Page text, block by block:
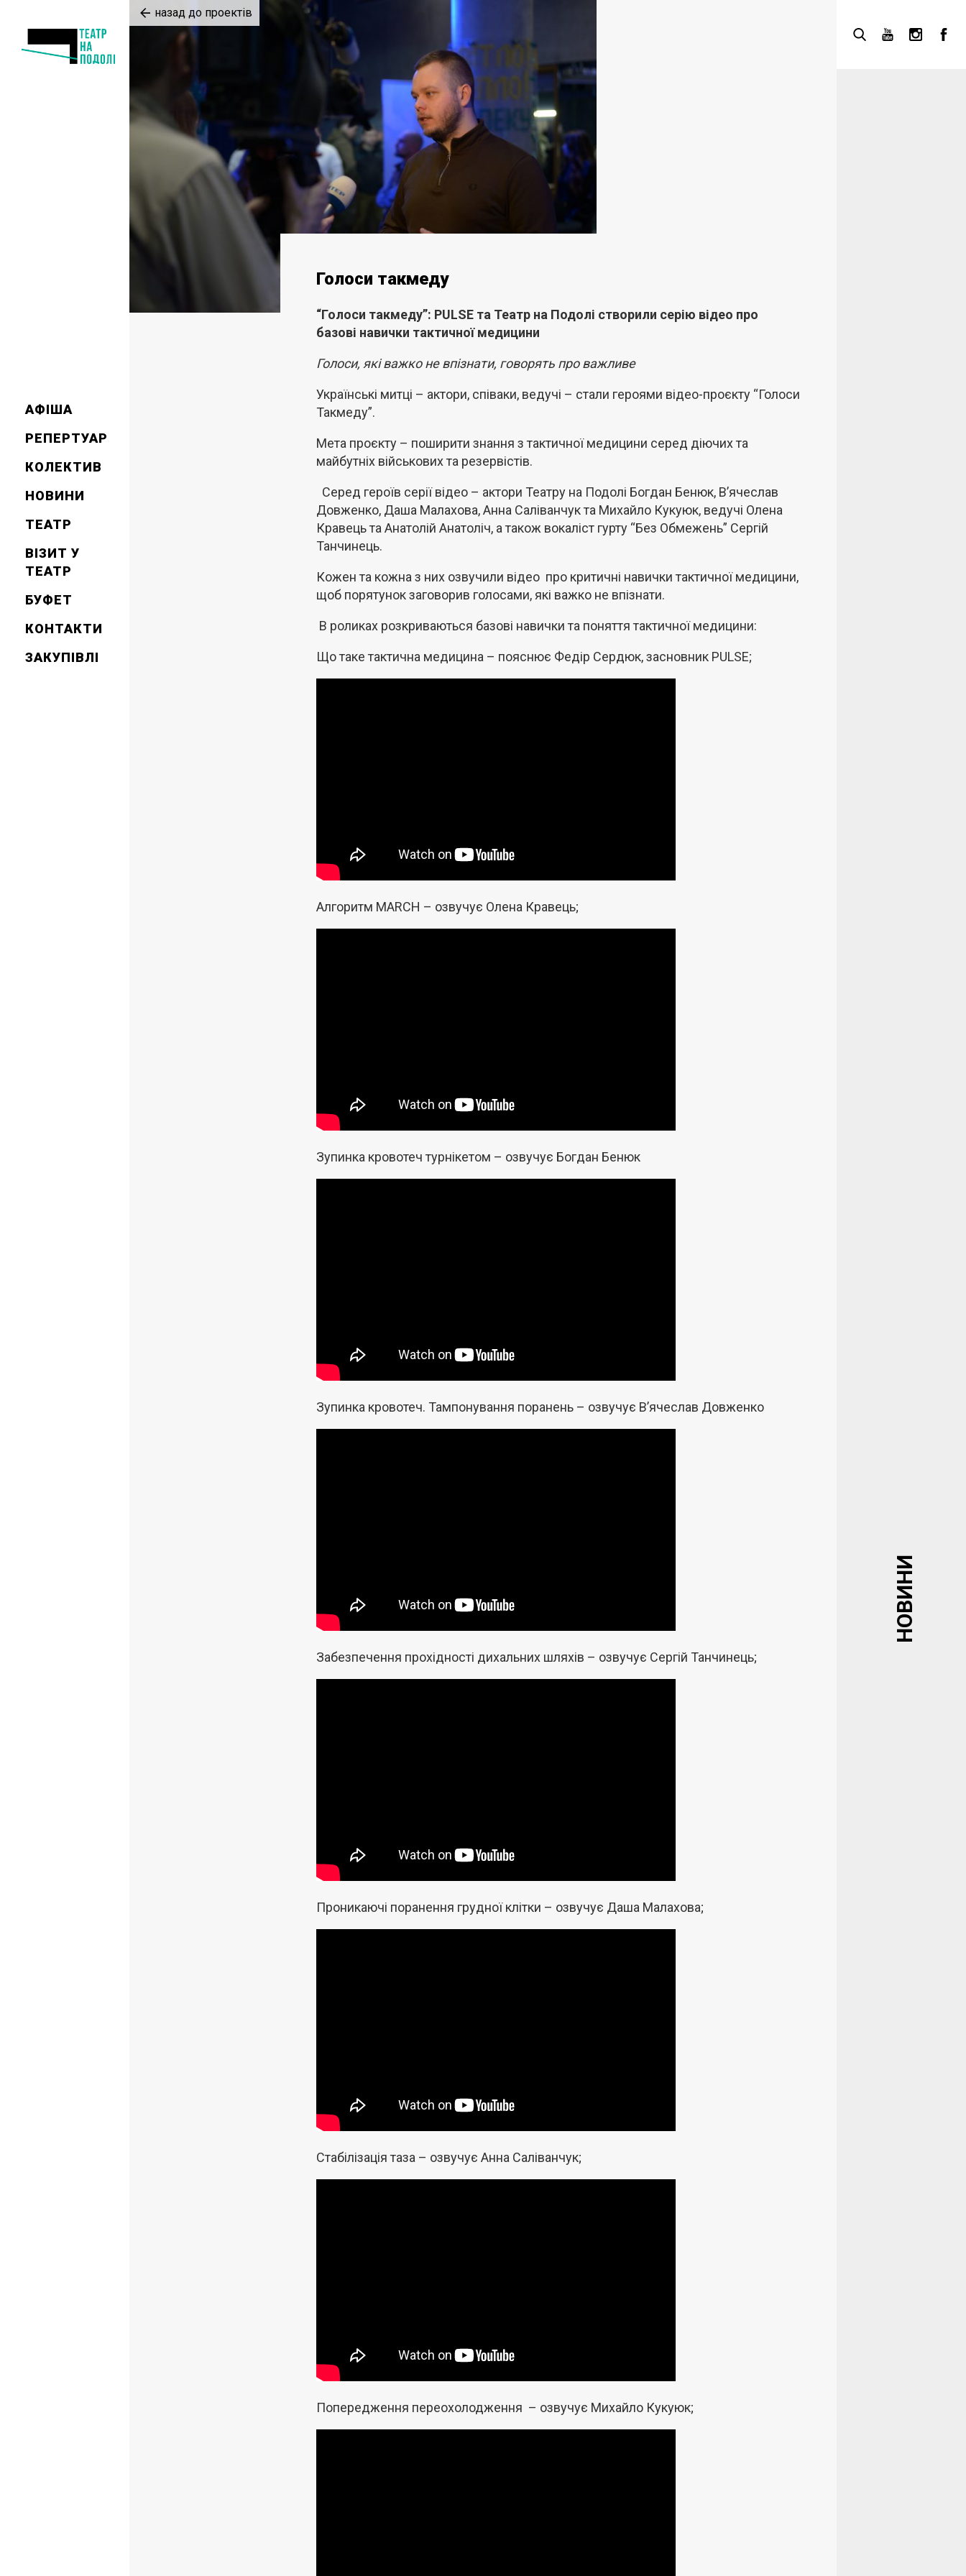
АФІША
РЕПЕРТУАР
КОЛЕКТИВ
НОВИНИ
ТЕАТР
ВІЗИТ У
ТЕАТР
БУФЕТ
КОНТАКТИ
ЗАКУПІВЛІ
НОВИНИ
назад до проектів
Голоси такмеду
“Голоси такмеду”: PULSE та Театр на Подолі створили серію відео про
базові навички тактичної медицини
Голоси, які важко не впізнати, говорять про важливе
Українські митці – актори, співаки, ведучі – стали героями відео-проєкту “Голоси
Такмеду”.
Мета проєкту – поширити знання з тактичної медицини серед діючих та
майбутніх військових та резервістів.
Серед героїв серії відео – актори Театру на Подолі Богдан Бенюк, В’ячеслав
Довженко, Даша Малахова, Анна Саліванчук та Михайло Кукуюк, ведучі Олена
Кравець та Анатолій Анатоліч, а також вокаліст гурту “Без Обмежень” Сергій
Танчинець.
Кожен та кожна з них озвучили відео про критичні навички тактичної медицини,
щоб порятунок заговорив голосами, які важко не впізнати.
В роликах розкриваються базові навички та поняття тактичної медицини:
Що таке тактична медицина – пояснює Федір Сердюк, засновник PULSE;
Алгоритм MARCH – озвучує Олена Кравець;
Зупинка кровотеч турнікетом – озвучує Богдан Бенюк
Зупинка кровотеч. Тампонування поранень – озвучує В’ячеслав Довженко
Забезпечення прохідності дихальних шляхів – озвучує Сергій Танчинець;
Проникаючі поранення грудної клітки – озвучує Даша Малахова;
Стабілізація таза – озвучує Анна Саліванчук;
Попередження переохолодження – озвучує Михайло Кукуюк;